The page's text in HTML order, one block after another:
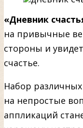
«Дневник
на привычные
стороны и
счастье.
Набор
на непростые
аппликаций